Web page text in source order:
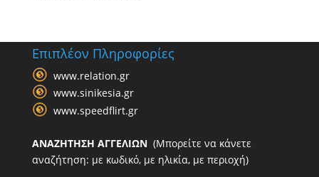
Επιπλέον Πληροφορίες
www.relation.gr
www.sinikesia.gr
www.speedflirt.gr
ΑΝΑΖΗΤΗΣΗ ΑΓΓΕΛΙΩΝ(Μπορείτε να κάνετε
αναζήτηση: με κωδικό, με ηλικία, με περιοχή)